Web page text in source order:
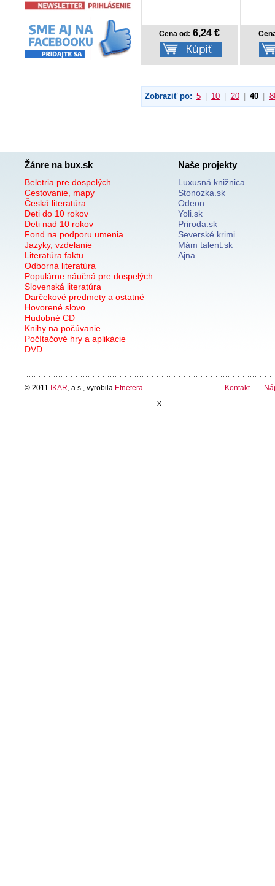
Cena od: 6,24 €
Zobraziť po: 5 10 20 40
Žánre na bux.sk
Beletria pre dospelých
Cestovanie, mapy
Česká literatúra
Deti do 10 rokov
Deti nad 10 rokov
Fond na podporu umenia
Jazyky, vzdelanie
Literatúra faktu
Odborná literatúra
Populárne náučná pre dospelých
Slovenská literatúra
Darčekové predmety a ostatné
Hovorené slovo
Hudobné CD
Knihy na počúvanie
Počítačové hry a aplikácie
DVD
Naše projekty
Luxusná knižnica
Stonozka.sk
Odeon
Yoli.sk
Priroda.sk
Severské krimi
Mám talent.sk
Ajna
© 2011 IKAR , a.s., vyrobila Etnetera Kontakt
x